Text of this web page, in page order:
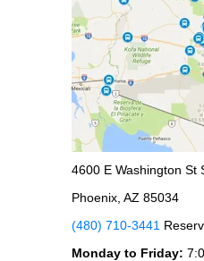
4600 E Washington St
Phoenix, AZ 85034
(480) 710-3441
Monday to Friday: